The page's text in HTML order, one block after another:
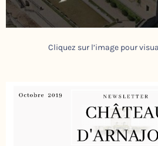
Cliquez sur l’image pour